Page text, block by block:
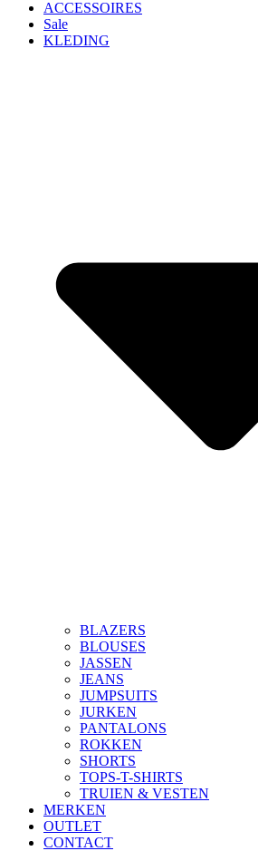
ACCESSOIRES
Sale
KLEDING
BLAZERS
BLOUSES
JASSEN
JEANS
JUMPSUITS
JURKEN
PANTALONS
ROKKEN
SHORTS
TOPS-T-SHIRTS
TRUIEN & VESTEN
MERKEN
OUTLET
CONTACT